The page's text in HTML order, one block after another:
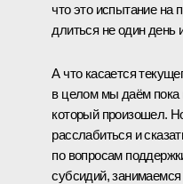
что это испытание на
длиться не один день
А что касается
в целом мы даём пока
который произошел.
расслабиться и
по вопросам
субсидий,